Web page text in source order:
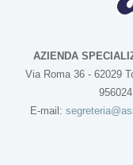
AZIENDA
Via Roma 36 - 62029
E-mail: